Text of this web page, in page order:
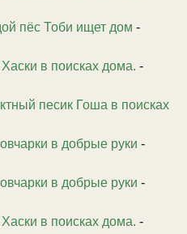
пёс Тоби ищет дом -
в поисках дома. -
песик Гоша в поисках
в добрые руки -
в добрые руки -
в поисках дома. -